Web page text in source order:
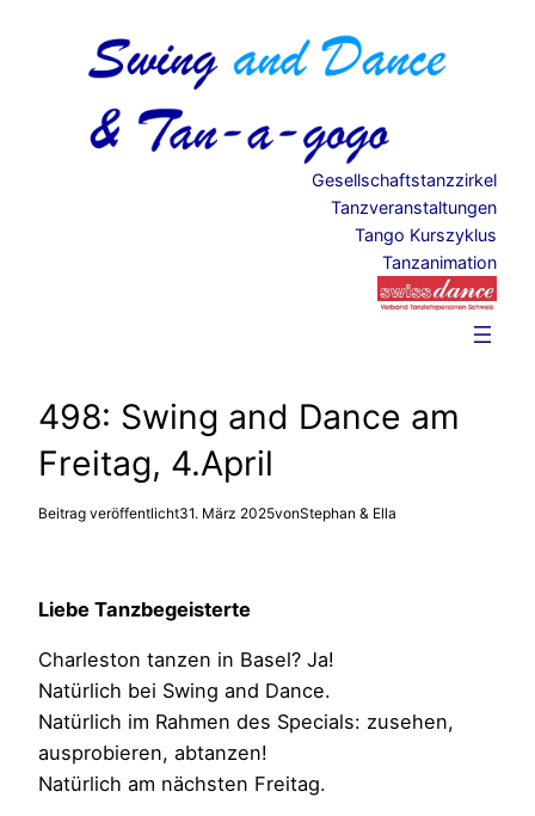
Gesellschaftstanzzirkel
Tanzveranstaltungen
Tango Kurszyklus
Tanzanimation
498: Swing and Dance am
Freitag, 4.April
Beitrag veröffentlicht31. März 2025vonStephan & Ella
Liebe Tanzbegeisterte
Charleston tanzen in Basel? Ja!
Natürlich bei Swing and Dance.
Natürlich im Rahmen des Specials: zusehen,
ausprobieren, abtanzen!
Natürlich am nächsten Freitag.